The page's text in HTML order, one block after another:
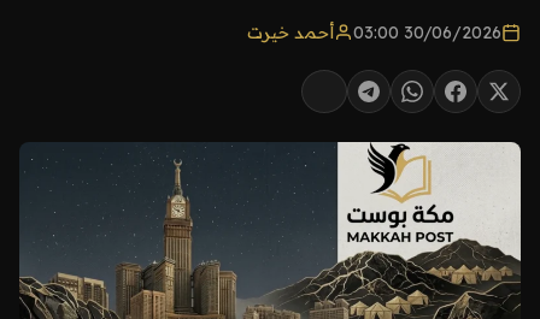
30/06/2026 03:00 أحمد خيرت